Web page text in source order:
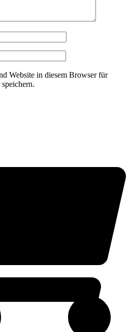
Website in diesem Browser für